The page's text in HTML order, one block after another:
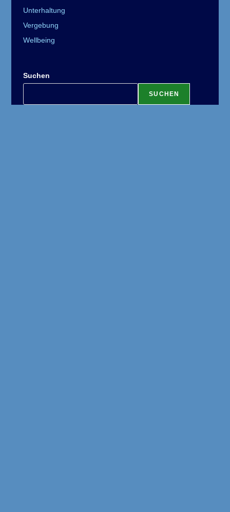
Unterhaltung
Vergebung
Wellbeing
Suchen
SUCHEN